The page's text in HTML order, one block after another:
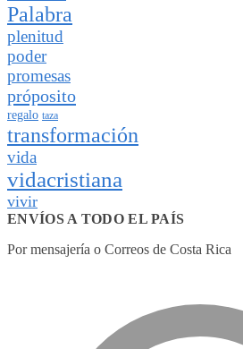
Palabra
plenitud
poder
promesas
próposito
regalo taza
transformación
vida
vidacristiana
vivir
ENVÍOS A TODO EL PAÍS
Por mensajería o Correos de Costa Rica